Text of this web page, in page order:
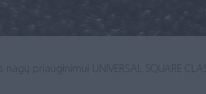
nagų priauginimui UNIVERSAL SQUARE